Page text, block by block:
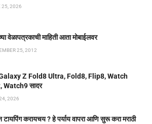
25, 2026
वेळापत्रकाची माहिती आता मोबाईलवर
25, 2012
Z Fold8 Ultra, Fold8, Flip8, Watch
Watch9 सादर
2026
टायपिंग करायचय ? हे पर्याय वापरा आणि सुरू करा मराठी